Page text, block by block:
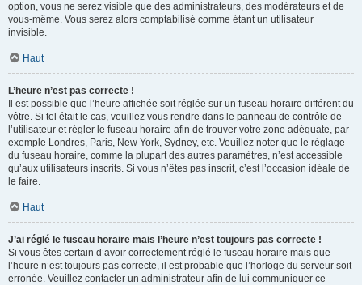
option, vous ne serez visible que des administrateurs, des modérateurs et de
vous-même. Vous serez alors comptabilisé comme étant un utilisateur
invisible.
Haut
L’heure n’est pas correcte !
Il est possible que l’heure affichée soit réglée sur un fuseau horaire différent du
vôtre. Si tel était le cas, veuillez vous rendre dans le panneau de contrôle de
l’utilisateur et régler le fuseau horaire afin de trouver votre zone adéquate, par
exemple Londres, Paris, New York, Sydney, etc. Veuillez noter que le réglage
du fuseau horaire, comme la plupart des autres paramètres, n’est accessible
qu’aux utilisateurs inscrits. Si vous n’êtes pas inscrit, c’est l’occasion idéale de
le faire.
Haut
J’ai réglé le fuseau horaire mais l’heure n’est toujours pas correcte !
Si vous êtes certain d’avoir correctement réglé le fuseau horaire mais que
l’heure n’est toujours pas correcte, il est probable que l’horloge du serveur soit
erronée. Veuillez contacter un administrateur afin de lui communiquer ce